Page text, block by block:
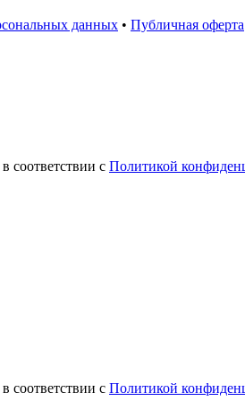
данных • Публичная оферта
в соответствии с Политикой
в соответствии с Политикой